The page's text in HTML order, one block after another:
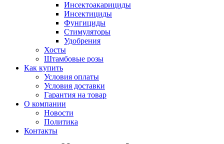
Инсектоакарициды
Инсектициды
Фунгициды
Стимуляторы
Удобрения
Хосты
Штамбовые розы
Как купить
Условия оплаты
Условия доставки
Гарантия на товар
О компании
Новости
Политика
Контакты